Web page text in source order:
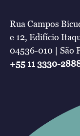
Rua Campos
e 12, Edifício
04536-010 | São
+55 11 3330-